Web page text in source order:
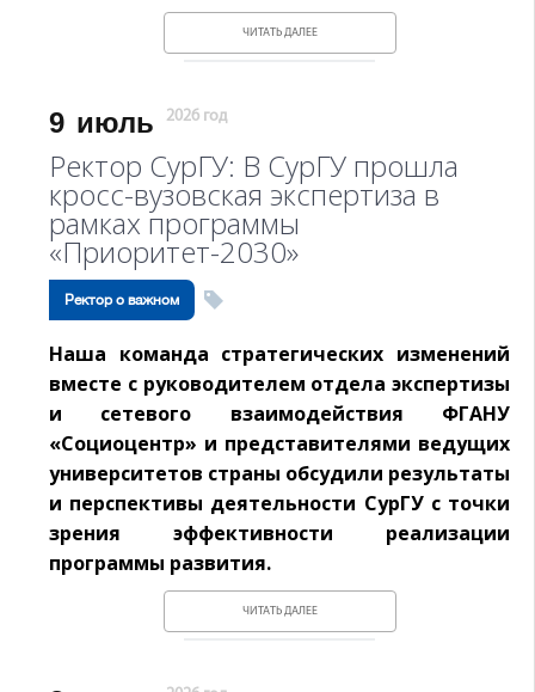
ЧИТАТЬ ДАЛЕЕ
9 июль 2026 год
Ректор СурГУ: В СурГУ прошла
кросс-вузовская экспертиза в
рамках программы
«Приоритет-2030»
Ректор о важном
Наша команда стратегических изменений
вместе с руководителем отдела экспертизы
и сетевого взаимодействия ФГАНУ
«Социоцентр» и представителями ведущих
университетов страны обсудили результаты
и перспективы деятельности СурГУ с точки
зрения эффективности реализации
программы развития.
ЧИТАТЬ ДАЛЕЕ